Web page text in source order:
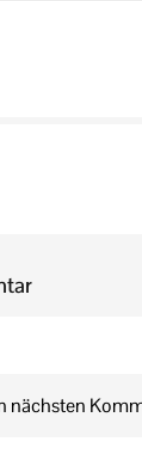
nächsten